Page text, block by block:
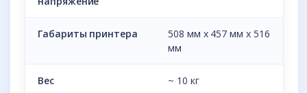
Габариты принтера
508 мм x 457 мм x 516
мм
Вес ~ 10 кг